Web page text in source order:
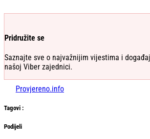
Pridružite se
Saznajte sve o najvažnijim vijestima i
našoj Viber zajednici.
Provjereno.info
Tagovi :
Podijeli